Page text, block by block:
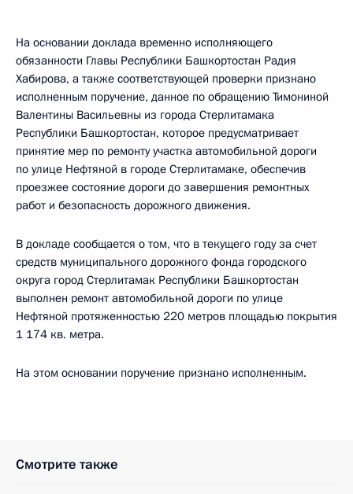
На основании доклада временно исполняющего
обязанности Главы Республики Башкортостан Радия
Хабирова, а также соответствующей проверки признано
исполненным поручение, данное по обращению Тимониной
Валентины Васильевны из города Стерлитамака
Республики Башкортостан, которое предусматривает
принятие мер по ремонту участка автомобильной дороги
по улице Нефтяной в городе Стерлитамаке, обеспечив
проезжее состояние дороги до завершения ремонтных
работ и безопасность дорожного движения.
В докладе сообщается о том, что в текущего году за счет
средств муниципального дорожного фонда городского
округа город Стерлитамак Республики Башкортостан
выполнен ремонт автомобильной дороги по улице
Нефтяной протяженностью 220 метров площадью покрытия
1 174 кв. метра.
На этом основании поручение признано исполненным.
Смотрите также